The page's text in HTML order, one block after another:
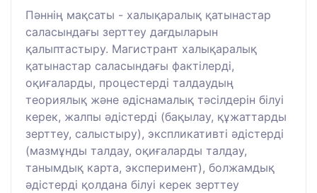
Пәннің мақсаты - халықаралық қатынастар
саласындағы зерттеу дағдыларын
қалыптастыру. Магистрант халықаралық
қатынастар саласындағы фактілерді,
оқиғаларды, процестерді талдаудың
теориялық және әдіснамалық тәсілдерін білуі
керек, жалпы әдістерді (бақылау, құжаттарды
зерттеу, салыстыру), экспликативті әдістерді
(мазмұнды талдау, оқиғаларды талдау,
танымдық карта, эксперимент), болжамдық
әдістерді қолдана білуі керек зерттеу